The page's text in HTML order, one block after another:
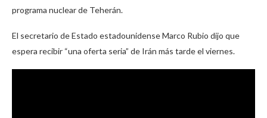
programa nuclear de Teherán.
El secretario de Estado estadounidense Marco Rubio dijo que
espera recibir “una oferta seria” de Irán más tarde el viernes.